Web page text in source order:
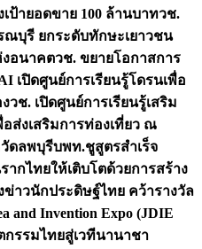
เป้ายอดขาย 100 ล้านบาทวช.
ณบุรี ยกระดับทักษะเยาวชน
อนาคตวช. ขยายโอกาสการ
เปิดศูนย์การเรียนรู้โดรนเพื่อ
วช. เปิดศูนย์การเรียนรู้เสริม
ส่งเสริมการท่องเที่ยว ณ
ดลพบุรีบพท.ชูสูตรสำเร็จ
ากไทยให้เติบโตด้วยการสร้าง
ข่าวนักประดิษฐ์ไทย คว้ารางวัล
and Invention Expo (JDIE
กรรมไทยสู่เวทีนานาชา